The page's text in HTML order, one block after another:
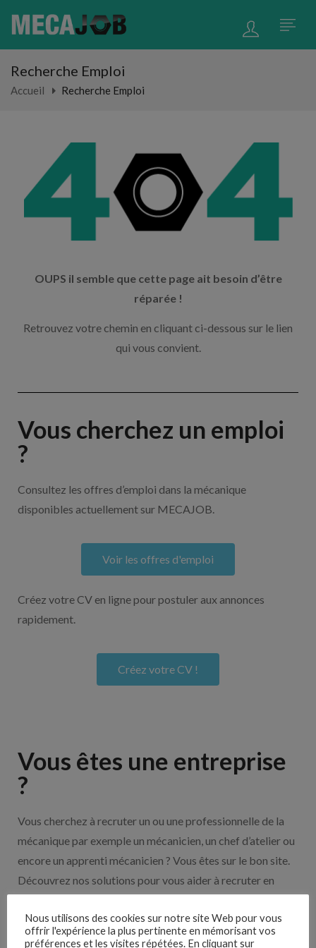
Recherche Emploi
Accueil Recherche Emploi
OUPS il semble que cette page ait besoin d’être
réparée !
Retrouvez votre chemin en cliquant ci-dessous sur le lien
qui vous convient.
Vous cherchez un emploi
?
Consultez les offres d’emploi dans la mécanique
disponibles actuellement sur MECAJOB.
Voir les offres d'emploi
Créez votre CV en ligne pour postuler aux annonces
rapidement.
Créez votre CV !
Vous êtes une entreprise
?
Vous cherchez à recruter un ou une professionnelle de la
mécanique par exemple un mécanicien, un chef d’atelier ou
encore un apprenti mécanicien ? Vous êtes sur le bon site.
Découvrez nos solutions pour vous aider à recruter en
Nous utilisons des cookies sur notre site Web pour vous
offrir l'expérience la plus pertinente en mémorisant vos
préférences et les visites répétées. En cliquant sur